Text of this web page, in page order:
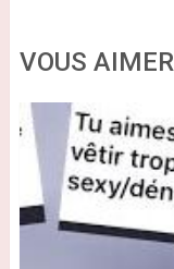
VOUS